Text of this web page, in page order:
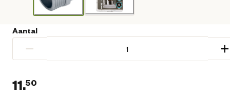
Aantal
− +
11.50